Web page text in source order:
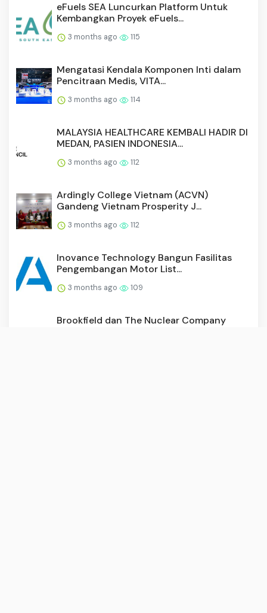
eFuels SEA Luncurkan Platform Untuk
Kembangkan Proyek eFuels...
3 months ago 115
Mengatasi Kendala Komponen Inti dalam
Pencitraan Medis, VITA...
3 months ago 114
MALAYSIA HEALTHCARE KEMBALI HADIR DI
MEDAN, PASIEN INDONESIA...
3 months ago 112
Ardingly College Vietnam (ACVN)
Gandeng Vietnam Prosperity J...
3 months ago 112
Inovance Technology Bangun Fasilitas
Pengembangan Motor List...
3 months ago 109
Brookfield dan The Nuclear Company